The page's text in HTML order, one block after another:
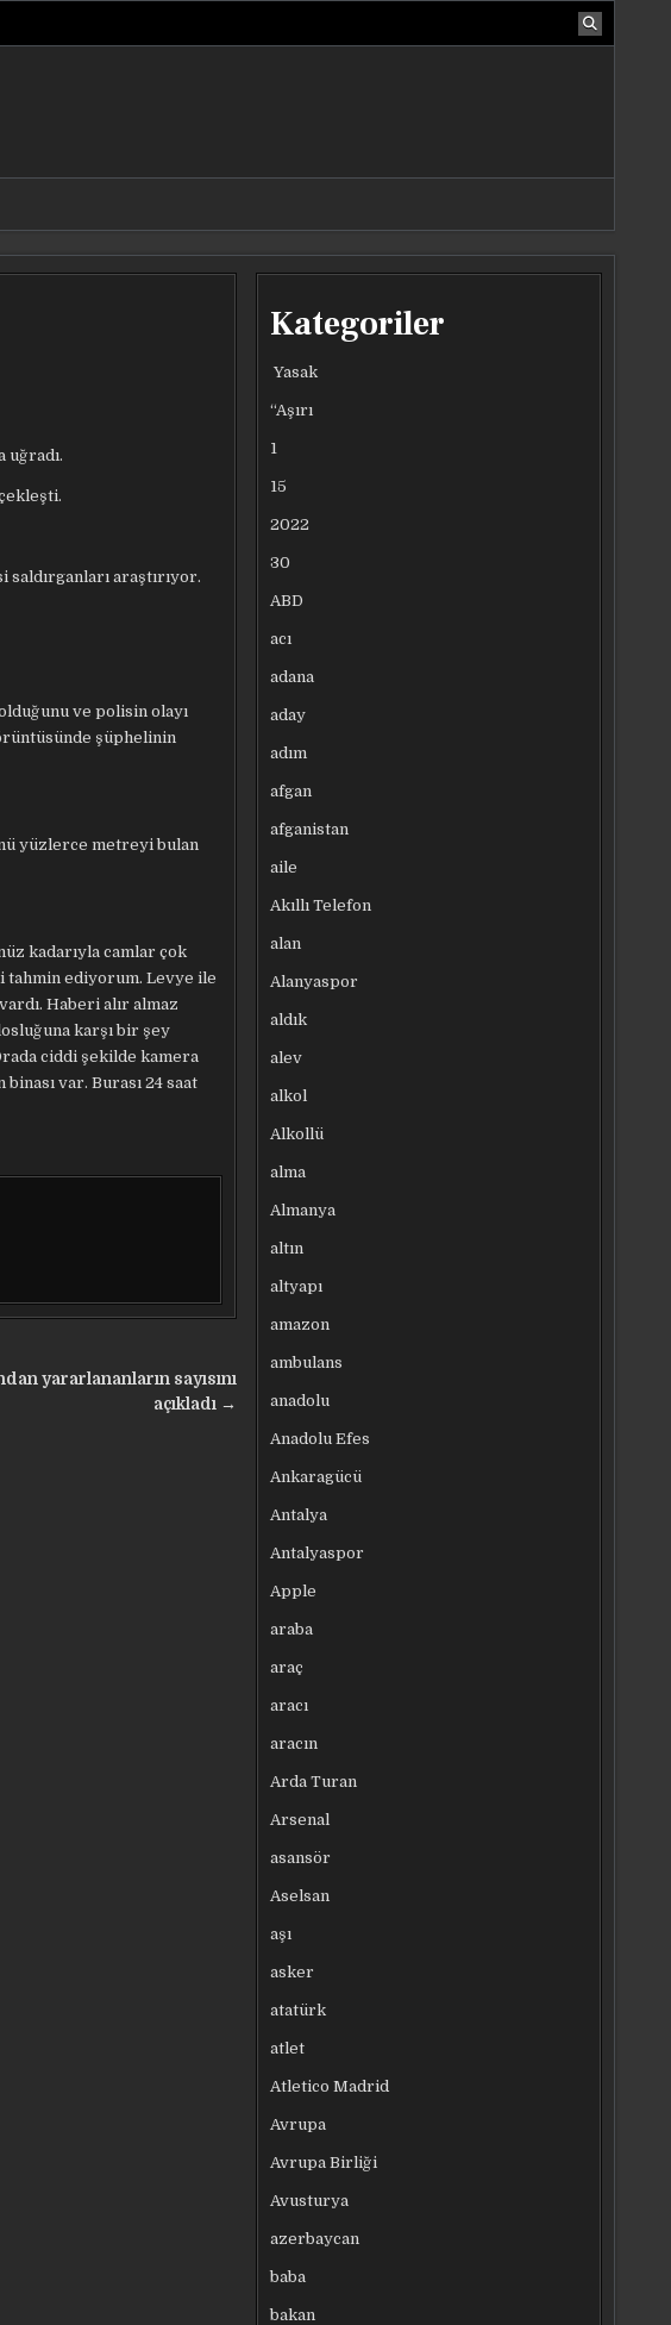
uğradı.
araştırıyor.
ve polisin olayı
şüphelinin
yüzlerce metreyi bulan
kadarıyla camlar çok
tahmin ediyorum. Levye ile
Haberi alır almaz
karşı bir şey
ciddi şekilde kamera
var. Burası 24 saat
yararlananların sayısını
açıkladı →
Kategoriler
Yasak
“Aşırı
1
15
2022
30
ABD
acı
adana
aday
adım
afgan
afganistan
aile
Akıllı Telefon
alan
Alanyaspor
aldık
alev
alkol
Alkollü
alma
Almanya
altın
altyapı
amazon
ambulans
anadolu
Anadolu Efes
Ankaragücü
Antalya
Antalyaspor
Apple
araba
araç
aracı
aracın
Arda Turan
Arsenal
asansör
Aselsan
aşı
asker
atatürk
atlet
Atletico Madrid
Avrupa
Avrupa Birliği
Avusturya
azerbaycan
baba
bakan